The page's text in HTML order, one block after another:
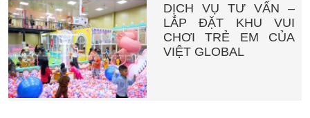
DỊCH VỤ TƯ VẤN –
LẮP ĐẶT KHU VUI
CHƠI TRẺ EM CỦA
VIỆT GLOBAL